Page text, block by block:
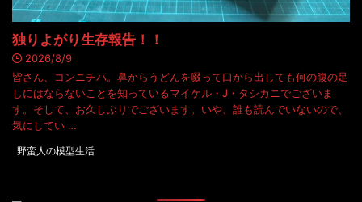
独りよがり生存報告！！
2026/8/9
皆さん、コンニチハ。鼻からうどんを啜って口から出しても何の腹の足
しにはならないことを知っているマイケル・J・タシカニでございま
す。そして、お久しぶりでございます。いや、誰も読んでいないので、
気にしてい …
野蛮人の模型生活